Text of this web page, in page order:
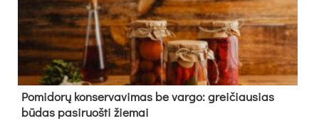
Pomidorų konservavimas be vargo: greičiausias
būdas pasiruošti žiemai